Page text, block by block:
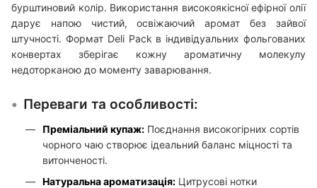
бурштиновий колір. Використання високоякісної ефірної олії
дарує напою чистий, освіжаючий аромат без зайвої
штучності. Формат Deli Pack в індивідуальних фольгованих
конвертах зберігає кожну ароматичну молекулу
недоторканою до моменту заварювання.
Переваги та особливості:
Преміальний купаж: Поєднання високогірних сортів
чорного чаю створює ідеальний баланс міцності та
витонченості.
Натуральна ароматизація: Цитрусові нотки